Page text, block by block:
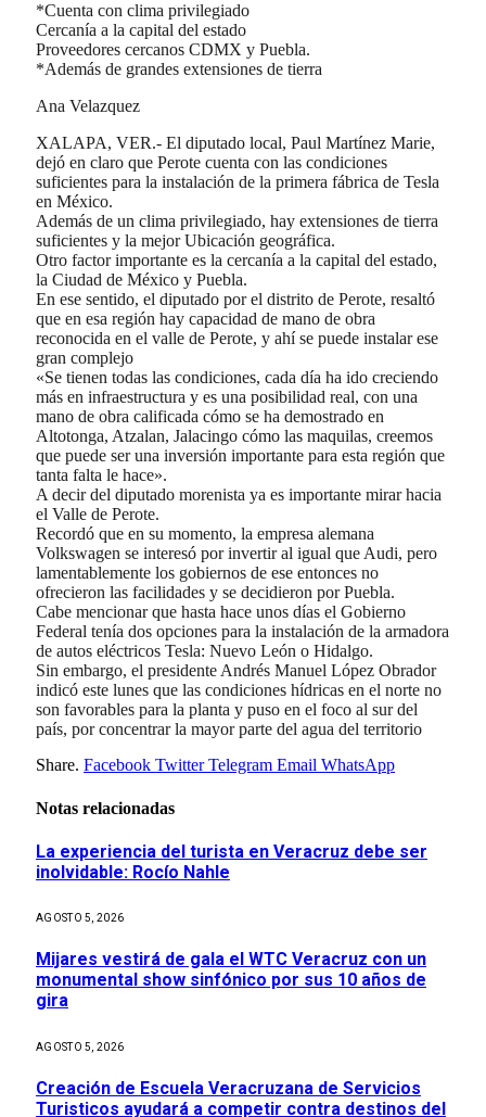
*Cuenta con clima privilegiado
Cercanía a la capital del estado
Proveedores cercanos CDMX y Puebla.
*Además de grandes extensiones de tierra
Ana Velazquez
XALAPA, VER.- El diputado local, Paul Martínez Marie,
dejó en claro que Perote cuenta con las condiciones
suficientes para la instalación de la primera fábrica de Tesla
en México.
Además de un clima privilegiado, hay extensiones de tierra
suficientes y la mejor Ubicación geográfica.
Otro factor importante es la cercanía a la capital del estado,
la Ciudad de México y Puebla.
En ese sentido, el diputado por el distrito de Perote, resaltó
que en esa región hay capacidad de mano de obra
reconocida en el valle de Perote, y ahí se puede instalar ese
gran complejo
«Se tienen todas las condiciones, cada día ha ido creciendo
más en infraestructura y es una posibilidad real, con una
mano de obra calificada cómo se ha demostrado en
Altotonga, Atzalan, Jalacingo cómo las maquilas, creemos
que puede ser una inversión importante para esta región que
tanta falta le hace».
A decir del diputado morenista ya es importante mirar hacia
el Valle de Perote.
Recordó que en su momento, la empresa alemana
Volkswagen se interesó por invertir al igual que Audi, pero
lamentablemente los gobiernos de ese entonces no
ofrecieron las facilidades y se decidieron por Puebla.
Cabe mencionar que hasta hace unos días el Gobierno
Federal tenía dos opciones para la instalación de la armadora
de autos eléctricos Tesla: Nuevo León o Hidalgo.
Sin embargo, el presidente Andrés Manuel López Obrador
indicó este lunes que las condiciones hídricas en el norte no
son favorables para la planta y puso en el foco al sur del
país, por concentrar la mayor parte del agua del territorio
Share. Facebook Twitter Telegram Email WhatsApp
Notas relacionadas
La experiencia del turista en Veracruz debe ser
inolvidable: Rocío Nahle
AGOSTO 5, 2026
Mijares vestirá de gala el WTC Veracruz con un
monumental show sinfónico por sus 10 años de
gira
AGOSTO 5, 2026
Creación de Escuela Veracruzana de Servicios
Turisticos ayudará a competir contra destinos del